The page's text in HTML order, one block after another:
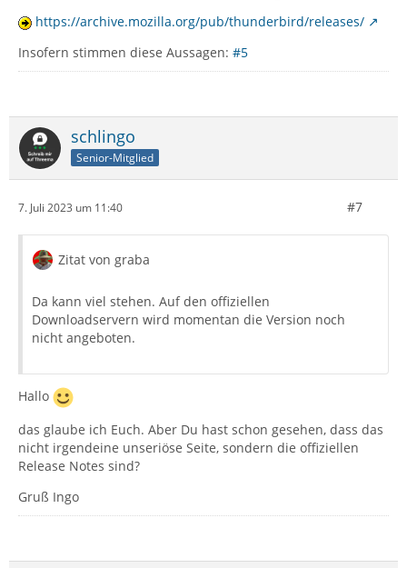
https://archive.mozilla.org/pub/thunderbird/releases/
Insofern stimmen diese Aussagen: #5
schlingo
Senior-Mitglied
7. Juli 2023 um 11:40 #7
Zitat von graba
Da kann viel stehen. Auf den offiziellen
Downloadservern wird momentan die Version noch
nicht angeboten.
Hallo
das glaube ich Euch. Aber Du hast schon gesehen, dass das
nicht irgendeine unseriöse Seite, sondern die offiziellen
Release Notes sind?
Gruß Ingo